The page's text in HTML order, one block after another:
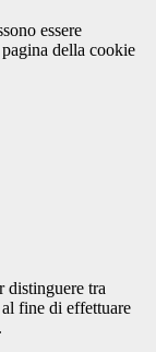
essere
della cookie
distinguere tra
fine di effettuare